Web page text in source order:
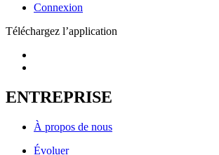
Connexion
Téléchargez l’application
ENTREPRISE
À propos de nous
Évoluer